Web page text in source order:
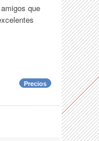
que
Precios